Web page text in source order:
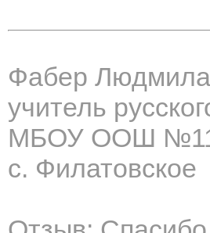
Фабер
учитель
МБОУ ООШ
с. Филатовское